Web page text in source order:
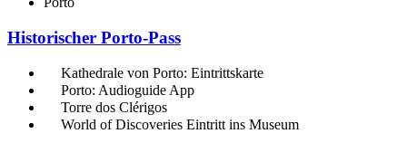
Historischer Porto-Pass
Kathedrale von Porto: Eintrittskarte
Porto: Audioguide App
Torre dos Clérigos
World of Discoveries Eintritt ins Museum